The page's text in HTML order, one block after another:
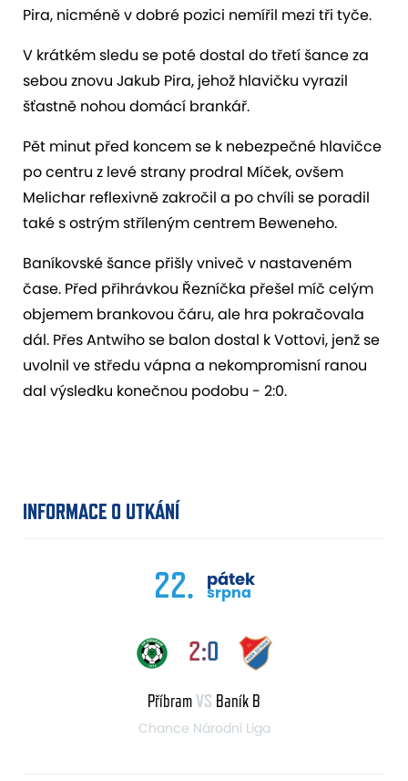
Pira, nicméně v dobré pozici nemířil mezi tři tyče.
V krátkém sledu se poté dostal do třetí šance za
sebou znovu Jakub Pira, jehož hlavičku vyrazil
šťastně nohou domácí brankář.
Pět minut před koncem se k nebezpečné hlavičce
po centru z levé strany prodral Míček, ovšem
Melichar reflexivně zakročil a po chvíli se poradil
také s ostrým stříleným centrem Beweneho.
Baníkovské šance přišly vniveč v nastaveném
čase. Před přihrávkou Řezníčka přešel míč celým
objemem brankovou čáru, ale hra pokračovala
dál. Přes Antwiho se balon dostal k Vottovi, jenž se
uvolnil ve středu vápna a nekompromisní ranou
dal výsledku konečnou podobu - 2:0.
INFORMACE O UTKÁNÍ
22. pátek
srpna
2:0
PříbramVS Baník B
Chance Národní Liga